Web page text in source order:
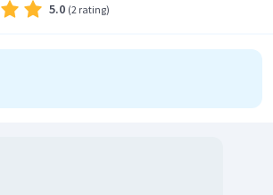
5.0 (2 rating)